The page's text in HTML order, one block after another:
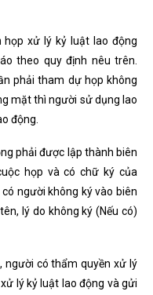
họp xử lý kỷ luật lao động
theo quy định nêu trên.
phải tham dự họp không
mặt thì người sử dụng lao
động.
phải được lập thành biên
họp và có chữ ký của
người không ký vào biên
lý do không ký (Nếu có)
người có thẩm quyền xử lý
lý kỷ luật lao động và gửi